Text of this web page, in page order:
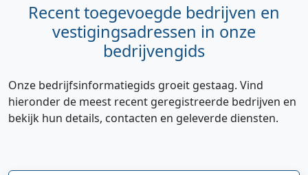
Recent toegevoegde bedrijven en
vestigingsadressen in onze
bedrijvengids
Onze bedrijfsinformatiegids groeit gestaag. Vind
hieronder de meest recent geregistreerde bedrijven en
bekijk hun details, contacten en geleverde diensten.